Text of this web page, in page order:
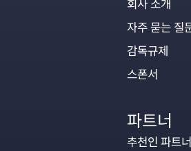
회사 소개
자주 묻는 질
감독규제
스폰서
파트너
추천인 파트